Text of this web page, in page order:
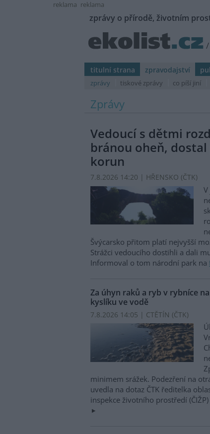
reklama reklama
zprávy o přírodě, životním
/
titulní strana zpravodajství
zprávy tiskové zprávy co píší jiní
Zprávy
Vedoucí s dětmi
bránou oheň,
korun
7.8.2026 14:20 | HŘENSKO (ČTK)
Švýcarsko přitom platí nejvyšší
Strážci vedoucího dostihli a dali
Informoval o tom národní park na
Za úhyn raků a ryb v rybníce
kyslíku ve vodě
7.8.2026 14:05 | CTĚTÍN (ČTK)
minimem srážek. Podezření na
uvedla na dotaz ČTK ředitelka
inspekce životního prostředí